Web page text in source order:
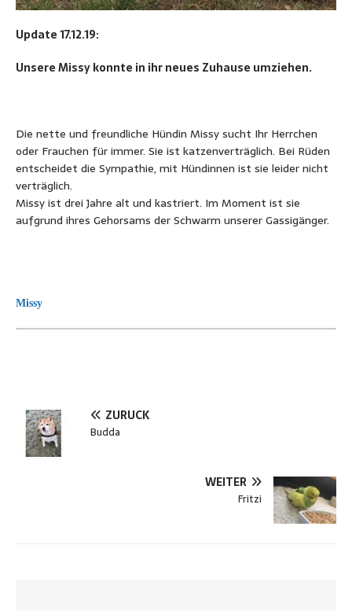
Update 17.12.19:
Unsere Missy konnte in ihr neues Zuhause umziehen.
Die nette und freundliche Hündin Missy sucht Ihr Herrchen
oder Frauchen für immer. Sie ist katzenverträglich. Bei Rüden
entscheidet die Sympathie, mit Hündinnen ist sie leider nicht
verträglich.
Missy ist drei Jahre alt und kastriert. Im Moment ist sie
aufgrund ihres Gehorsams der Schwarm unserer Gassigänger.
Missy
ZURÜCK
Budda
WEITER
Fritzi